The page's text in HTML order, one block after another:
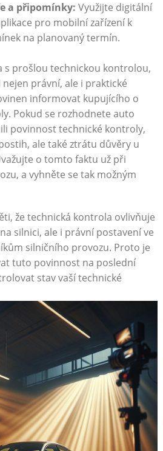
a připomínky: Využijte digitální
pro mobilní zařízení k
na planovaný termín.
s prošlou technickou kontrolou,
právní, ale i praktické
informovat kupujícího o
Pokud se rozhodnete auto
povinnost technické kontroly,
ale také ztrátu důvěry u
o tomto faktu už při
a vyhněte se tak možným
že technická kontrola ovlivňuje
silnici, ale i právní postavení ve
silničního provozu. Proto je
tuto povinnost na poslední
stav vaší technické